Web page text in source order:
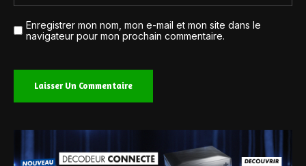
Enregistrer mon nom, mon e-mail et mon site dans le
navigateur pour mon prochain commentaire.